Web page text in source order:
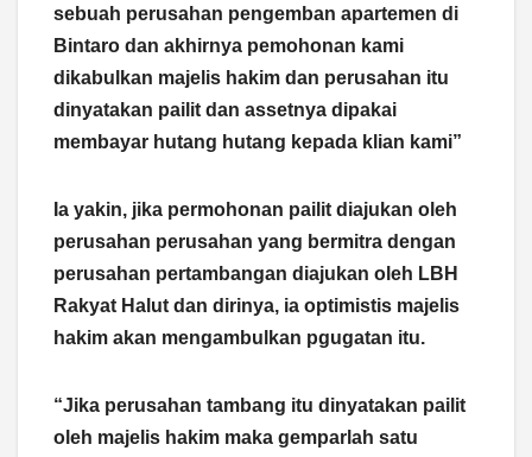
sebuah perusahan pengemban apartemen di
Bintaro dan akhirnya pemohonan kami
dikabulkan majelis hakim dan perusahan itu
dinyatakan pailit dan assetnya dipakai
membayar hutang hutang kepada klian kami”
Ia yakin, jika permohonan pailit diajukan oleh
perusahan perusahan yang bermitra dengan
perusahan pertambangan diajukan oleh LBH
Rakyat Halut dan dirinya, ia optimistis majelis
hakim akan mengambulkan pgugatan itu.
“Jika perusahan tambang itu dinyatakan pailit
oleh majelis hakim maka gemparlah satu